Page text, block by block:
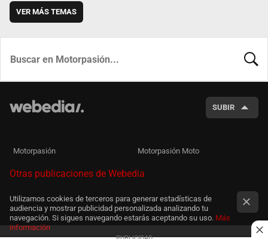
VER MÁS TEMAS
SUBIR
Motorpasión Motorpasión Moto
Otras publicaciones de Webedia
Utilizamos cookies de terceros para generar estadísticas de
audiencia y mostrar publicidad personalizada analizando tu
navegación. Si sigues navegando estarás aceptando su uso. Más
información